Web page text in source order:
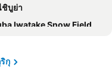
Sakuya
อินน์ ฟุโยะ
no HOTEL BAN
บูย่า
Iwatake Snow Field
Lake
กุ